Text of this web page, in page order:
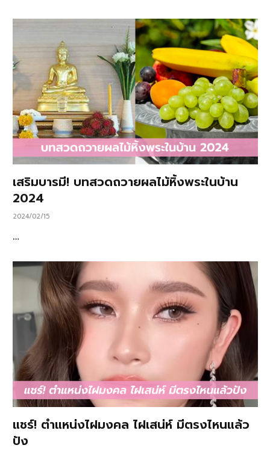
เสริมบารมี! บทสวดถวายผลไม้หิ้งพระในบ้าน
2024
2024/02/15
…
แชร์! ตำแหน่งไฝมงคล ไฝเสน่ห์ มีตรงไหนแล้ว
ปัง